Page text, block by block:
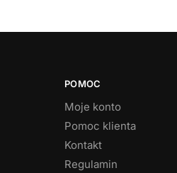
POMOC
Moje konto
Pomoc klienta
Kontakt
Regulamin